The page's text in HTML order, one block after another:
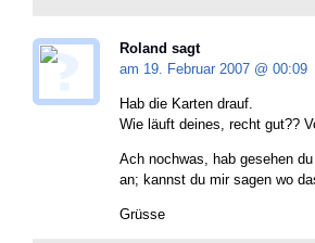
Roland sagt
am 19. Februar 2007 @ 00:09
Hab die Karten drauf.
Wie läuft deines, recht gut??
Ach nochwas, hab gesehen
an; kannst du mir sagen wo
Grüsse